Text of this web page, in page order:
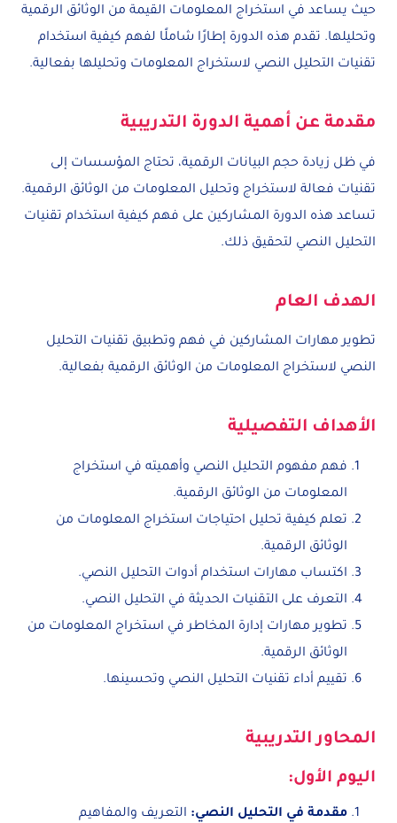
حيث يساعد في استخراج المعلومات القيمة من الوثائق الرقمية
وتحليلها. تقدم هذه الدورة إطارًا شاملًا لفهم كيفية استخدام
تقنيات التحليل النصي لاستخراج المعلومات وتحليلها بفعالية.
مقدمة عن أهمية الدورة التدريبية
في ظل زيادة حجم البيانات الرقمية، تحتاج المؤسسات إلى
تقنيات فعالة لاستخراج وتحليل المعلومات من الوثائق الرقمية.
تساعد هذه الدورة المشاركين على فهم كيفية استخدام تقنيات
التحليل النصي لتحقيق ذلك.
الهدف العام
تطوير مهارات المشاركين في فهم وتطبيق تقنيات التحليل
النصي لاستخراج المعلومات من الوثائق الرقمية بفعالية.
الأهداف التفصيلية
فهم مفهوم التحليل النصي وأهميته في استخراج
المعلومات من الوثائق الرقمية.
تعلم كيفية تحليل احتياجات استخراج المعلومات من
الوثائق الرقمية.
اكتساب مهارات استخدام أدوات التحليل النصي.
التعرف على التقنيات الحديثة في التحليل النصي.
تطوير مهارات إدارة المخاطر في استخراج المعلومات من
الوثائق الرقمية.
تقييم أداء تقنيات التحليل النصي وتحسينها.
المحاور التدريبية
اليوم الأول:
مقدمة في التحليل النصي: التعريف والمفاهيم